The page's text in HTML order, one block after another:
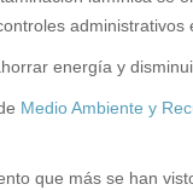
administrativos
energía y
Medio Ambiente y
que más se han